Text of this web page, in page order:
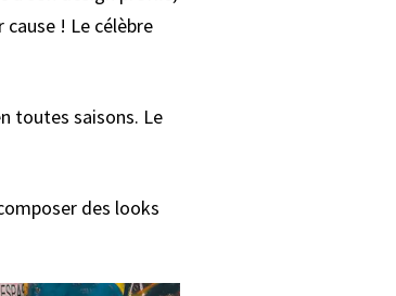
! Le célèbre
toutes saisons. Le
des looks